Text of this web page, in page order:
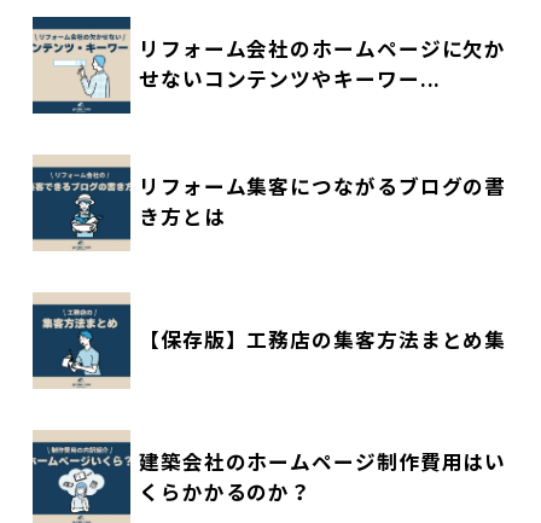
リフォーム会社のホームページに欠か
せないコンテンツやキーワー...
リフォーム集客につながるブログの書
き方とは
【保存版】工務店の集客方法まとめ集
建築会社のホームページ制作費用はい
くらかかるのか？